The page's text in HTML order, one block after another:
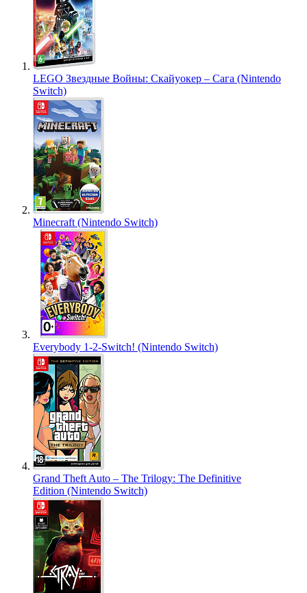
LEGO Звездные Войны: Скайуокер – Сага (Nintendo
Switch)
Minecraft (Nintendo Switch)
Everybody 1-2-Switch! (Nintendo Switch)
Grand Theft Auto – The Trilogy: The Definitive
Edition (Nintendo Switch)